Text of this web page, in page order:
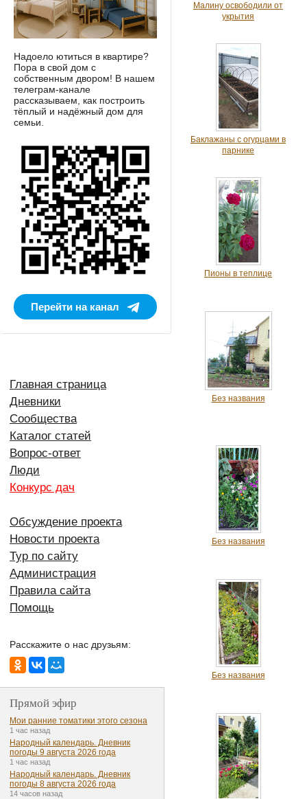
Малину освободили от
укрытия
Баклажаны с огурцами в
парнике
Пионы в теплице
Без названия
Без названия
Без названия
Надоело ютиться в квартире?
Пора в свой дом с
собственным двором! В нашем
телеграм-канале
рассказываем, как построить
тёплый и надёжный дом для
семьи.
Перейти на канал
Главная страница
Дневники
Сообщества
Каталог статей
Вопрос-ответ
Люди
Конкурс дач
Обсуждение проекта
Новости проекта
Тур по сайту
Администрация
Правила сайта
Помощь
Расскажите о нас друзьям:
Прямой эфир
Мои ранние томатики этого сезона
1 час назад
Народный календарь. Дневник
погоды 9 августа 2026 года
1 час назад
Народный календарь. Дневник
погоды 8 августа 2026 года
14 часов назад